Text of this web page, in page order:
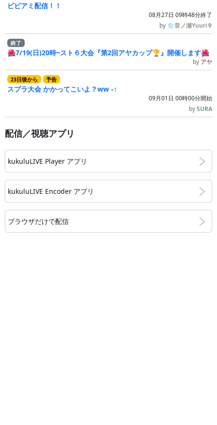
ビビアミ配信！！
08月27日 09時48分終了
by ❄音ノ瀬Yuuri✞
終了
🌺7/19(日)20時~スト６大会『第2回アヤカップ🏆』開催します🌺
by アヤ
23日後から 予告
スプラ大会 かかってこいよ？ww +1
09月01日 00時00分開始
bySURA
配信／視聴アプリ
kukuluLIVE Player アプリ
kukuluLIVE Encoder アプリ
ブラウザだけで配信